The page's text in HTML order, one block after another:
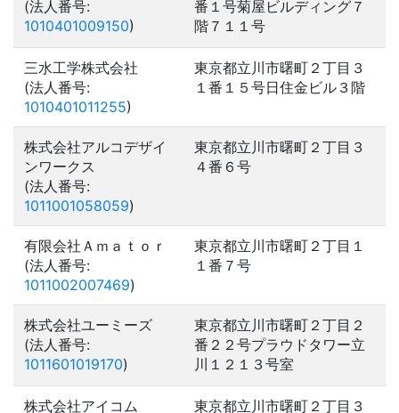
(法人番号:
1010401009150)
番１号菊屋ビルディング７
階７１１号
三水工学株式会社
(法人番号:
1010401011255)
東京都立川市曙町２丁目３
１番１５号日住金ビル３階
株式会社アルコデザイ
ンワークス
(法人番号:
1011001058059)
東京都立川市曙町２丁目３
４番６号
有限会社Ａｍａｔｏｒ
(法人番号:
1011002007469)
東京都立川市曙町２丁目１
１番７号
株式会社ユーミーズ
(法人番号:
1011601019170)
東京都立川市曙町２丁目２
番２２号プラウドタワー立
川１２１３号室
株式会社アイコム
東京都立川市曙町２丁目３